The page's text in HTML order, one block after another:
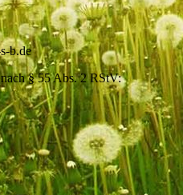
b.de
§ 55 Abs. 2 RStV: